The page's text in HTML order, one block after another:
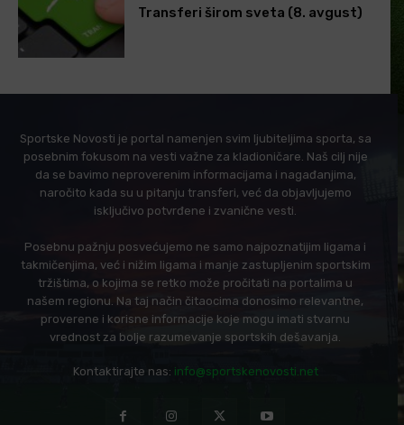
Transferi širom sveta (8. avgust)
Sportske Novosti je portal namenjen svim ljubiteljima sporta, sa
posebnim fokusom na vesti važne za kladioničare. Naš cilj nije
da se bavimo neproverenim informacijama i nagađanjima,
naročito kada su u pitanju transferi, već da objavljujemo
isključivo potvrđene i zvanične vesti.
Posebnu pažnju posvećujemo ne samo najpoznatijim ligama i
takmičenjima, već i nižim ligama i manje zastupljenim sportskim
tržištima, o kojima se retko može pročitati na portalima u
našem regionu. Na taj način čitaocima donosimo relevantne,
proverene i korisne informacije koje mogu imati stvarnu
vrednost za bolje razumevanje sportskih dešavanja.
Kontaktirajte nas: info@sportskenovosti.net